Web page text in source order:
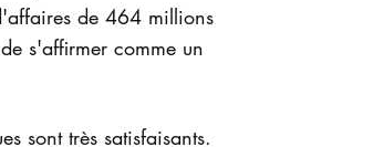
de 464 millions
s'affirmer comme un
sont très satisfaisants.